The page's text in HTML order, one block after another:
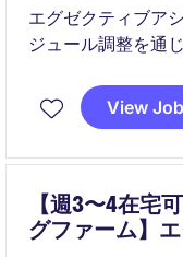
エグゼクティブア
ジュール調整を通
務遂行を目指して
View Job
【週3〜4在宅
グファーム】